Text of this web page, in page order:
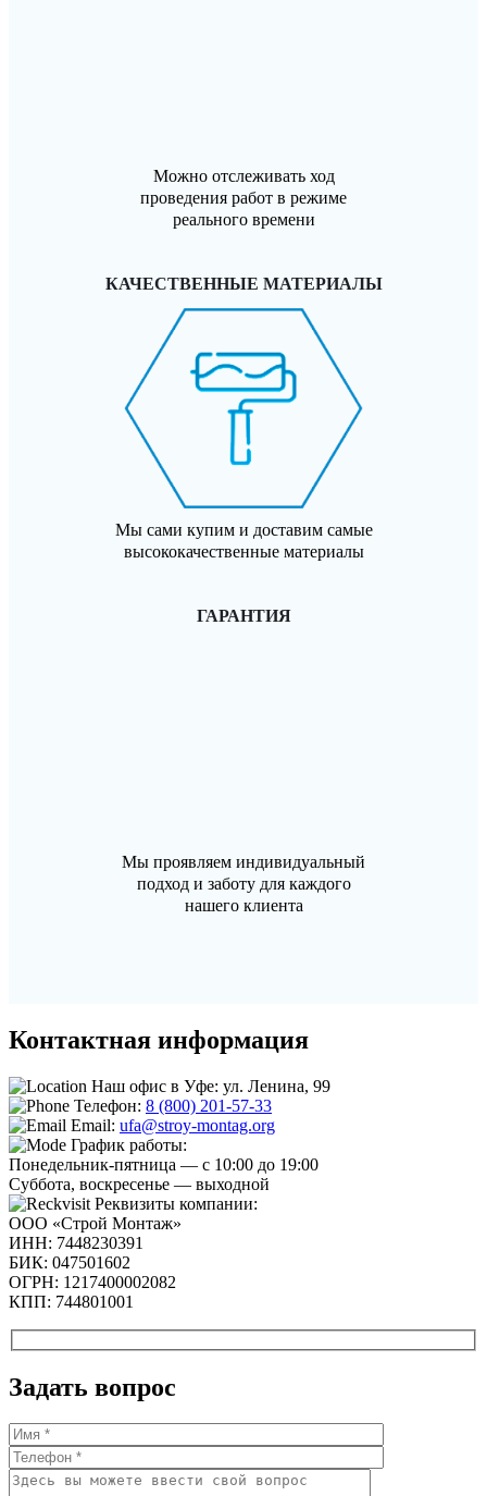
Можно отслеживать ход
проведения работ в режиме
реального времени
КАЧЕСТВЕННЫЕ МАТЕРИАЛЫ
Мы сами купим и доставим самые
высококачественные материалы
ГАРАНТИЯ
Мы проявляем индивидуальный
подход и заботу для каждого
нашего клиента
Контактная информация
Наш офис в Уфе: ул. Ленина, 99
Телефон: 8 (800) 201-57-33
Email: ufa@stroy-montag.org
График работы:
Понедельник-пятница — с 10:00 до 19:00
Суббота, воскресенье — выходной
Реквизиты компании:
ООО «Строй Монтаж»
ИНН: 7448230391
БИК: 047501602
ОГРН: 1217400002082
КПП: 744801001
Задать вопрос